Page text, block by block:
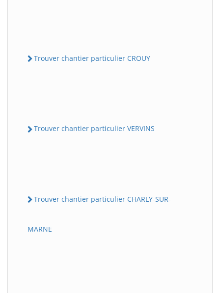
Trouver chantier particulier CROUY
Trouver chantier particulier VERVINS
Trouver chantier particulier CHARLY-SUR-
MARNE